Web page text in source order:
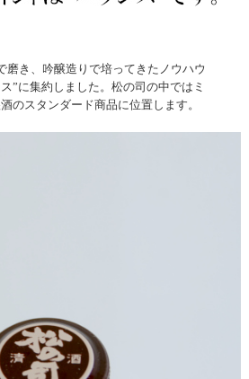
磨き、吟醸造りで培ってきたノウハウ
”に集約しました。松の司の中ではミ
のスタンダード商品に位置します。